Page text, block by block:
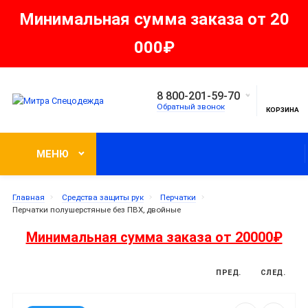
Минимальная сумма заказа от 20
000₽
8 800-201-59-70
Обратный звонок КОРЗИНА
МЕНЮ
Главная Средства защиты рук
Перчатки
Перчатки полушерстяные без ПВХ, двойные
Минимальная сумма заказа от 20000₽
ПРЕД. СЛЕД.